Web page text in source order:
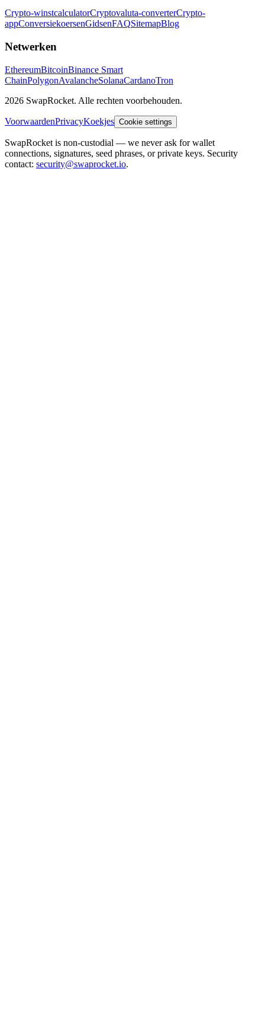
Crypto-winstcalculatorCryptovaluta-converterCrypto-
appConversiekoersenGidsenFAQSitemapBlog
Netwerken
EthereumBitcoinBinance Smart
ChainPolygonAvalancheSolanaCardanoTron
2026 SwapRocket. Alle rechten voorbehouden.
VoorwaardenPrivacyKoekjes Cookie settings
SwapRocket is non-custodial — we never ask for wallet
connections, signatures, seed phrases, or private keys. Security
contact: security@swaprocket.io.